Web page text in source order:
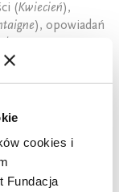
cookies i
Fundacja
(Kwiecień),
), opowiadań
nocy
w kategorii
Draga.